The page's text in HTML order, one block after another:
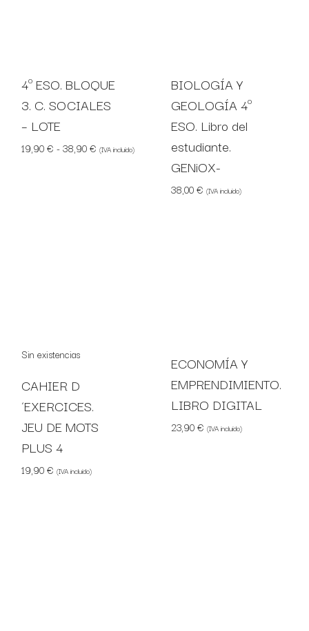
4º ESO. BLOQUE
3. C. SOCIALES
– LOTE
19,90€ -38,90€ Rango de precios: desde 19,90 € hasta 38,90 €
(IVA incluido)
BIOLOGÍA Y
GEOLOGÍA 4º
ESO. Libro del
estudiante.
GENiOX-
38,00€ (IVA incluido)
CAHIER D
´EXERCICES.
JEU DE MOTS
PLUS 4
19,90€ (IVA incluido)
ECONOMÍA Y
EMPRENDIMIENTO.
LIBRO DIGITAL
23,90€ (IVA incluido)